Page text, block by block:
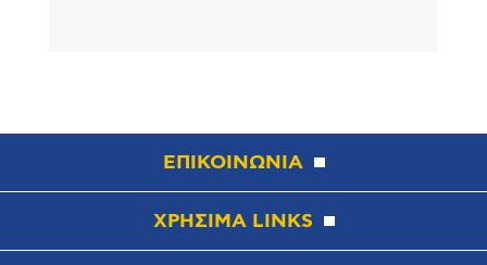
ΕΠΙΚΟΙΝΩΝΙΑ
ΧΡΗΣΙΜΑ LINKS